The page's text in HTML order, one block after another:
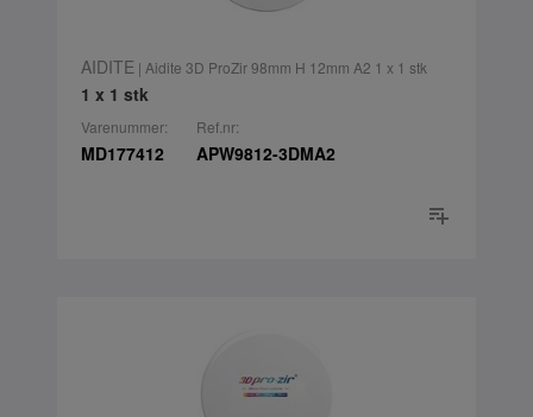
AIDITE | Aidite 3D ProZir 98mm H 12mm A2 1 x 1 stk
1 x 1 stk
Varenummer:
MD177412
Ref.nr:
APW9812-3DMA2